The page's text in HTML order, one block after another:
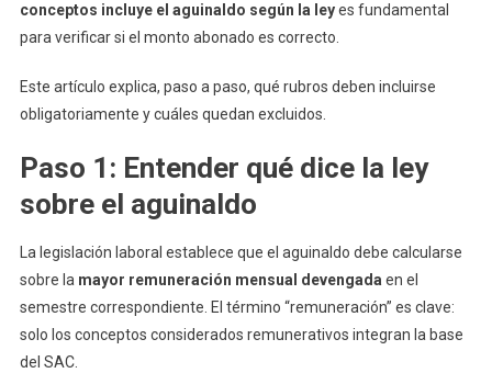
A
conceptos incluye el aguinaldo según la leyes fundamental
para verificar si el monto abonado es correcto.
Este artículo explica, paso a paso, qué rubros deben incluirse
obligatoriamente y cuáles quedan excluidos.
Paso 1: Entender qué dice la ley
sobre el aguinaldo
La legislación laboral establece que el aguinaldo debe calcularse
sobre la mayor remuneración mensual devengada en el
semestre correspondiente. El término “remuneración” es clave:
solo los conceptos considerados remunerativos integran la base
del SAC.